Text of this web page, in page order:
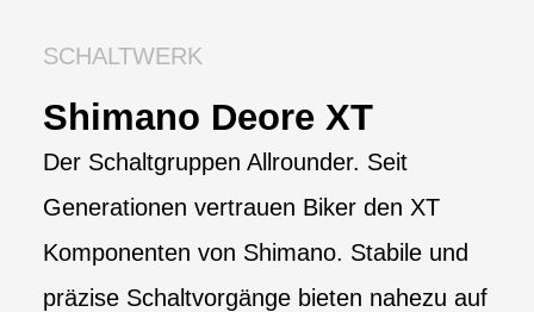
SCHALTWERK
Shimano Deore XT
Der Schaltgruppen Allrounder. Seit
Generationen vertrauen Biker den XT
Komponenten von Shimano. Stabile und
präzise Schaltvorgänge bieten nahezu auf